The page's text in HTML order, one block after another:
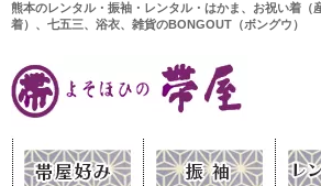
熊本のレンタル・振袖・レンタル・はかま、お祝い着（
着）、七五三、浴衣、雑貨のBONGOUT（ボングウ）